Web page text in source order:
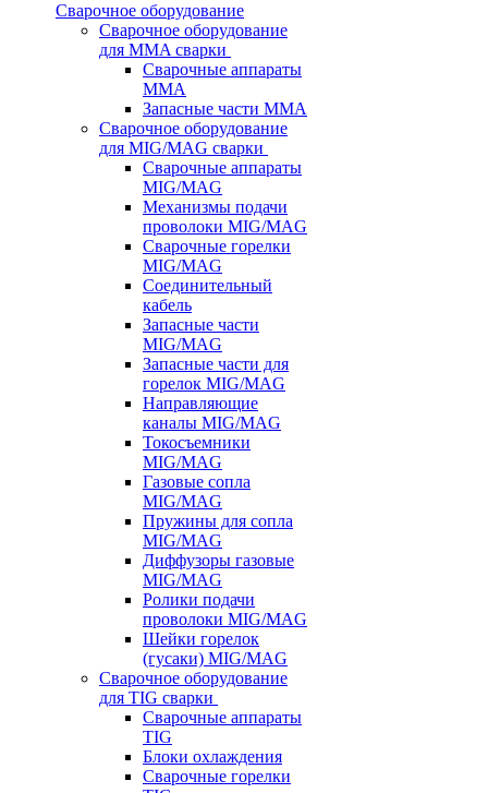
Сварочное оборудование
Сварочное оборудование
для MMA сварки
Сварочные аппараты
MMA
Запасные части MMA
Сварочное оборудование
для MIG/MAG сварки
Сварочные аппараты
MIG/MAG
Механизмы подачи
проволоки MIG/MAG
Сварочные горелки
MIG/MAG
Соединительный
кабель
Запасные части
MIG/MAG
Запасные части для
горелок MIG/MAG
Направляющие
каналы MIG/MAG
Токосъемники
MIG/MAG
Газовые сопла
MIG/MAG
Пружины для сопла
MIG/MAG
Диффузоры газовые
MIG/MAG
Ролики подачи
проволоки MIG/MAG
Шейки горелок
(гусаки) MIG/MAG
Сварочное оборудование
для TIG сварки
Сварочные аппараты
TIG
Блоки охлаждения
Сварочные горелки